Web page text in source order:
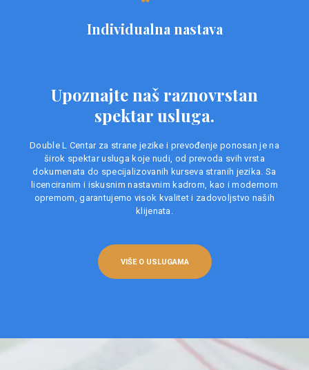
Individualna nastava
Upoznajte naš raznovrstan
spektar usluga.
Double L Centar za strane jezike i prevođenje ponosan je na
širok spektar usluga koje nudi, od prevoda svih vrsta
dokumenata do specijalizovanih kurseva stranih jezika. Sa
licenciranim i iskusnim nastavnim kadrom, kao i modernom
opremom, garantujemo visok kvalitet i zadovoljstvo naših
klijenata.
VIŠE O USLUGAMA